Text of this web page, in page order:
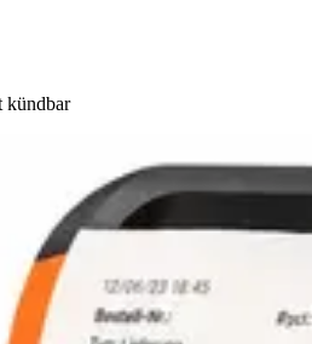
kündbar